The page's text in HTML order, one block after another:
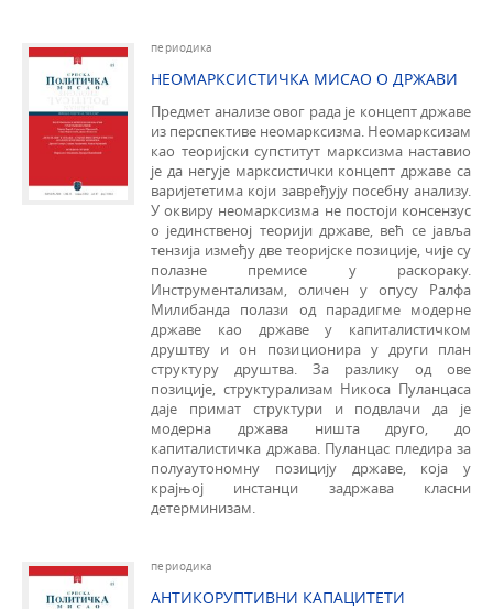
периодика
НЕОМАРКСИСТИЧКА МИСАО О ДРЖАВИ
Предмет анализе овог рада је концепт државе
из перспекти­ве неомарксизма. Неомарксизам
као теоријски супститут маркси­зма наставио
је да негује марксистички концепт државе са
варијететима који завређују посебну анализу.
У оквиру неомарксизма не постоји консензус
о јединственој теорији државе, већ се јавља
тензија између две теоријске позиције, чије су
полазне премисе у раскораку.
Инструментализам, оличен у опусу Ралфа
Милибанда полази од парадигме модерне
државе као државе у капиталистичком
друштву и он позиционира у други план
структуру друштва. За разлику од ове
позиције, структурализам Никоса Пуланцаса
даје примат структури и подвлачи да је
модерна држава ништа друго, до
капиталистичка држава. Пуланцас пледира за
полуаутономну позицију државе, која у
крајњој инстанци задржава класни
детерминизам.
периодика
АНТИКОРУПТИВНИ КАПАЦИТЕТИ